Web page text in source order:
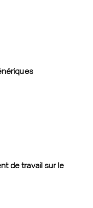
de travail sur le